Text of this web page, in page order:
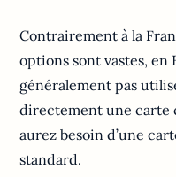
Contrairement à la
options sont vastes, en
généralement pas
directement une carte
aurez besoin d’une
standard.